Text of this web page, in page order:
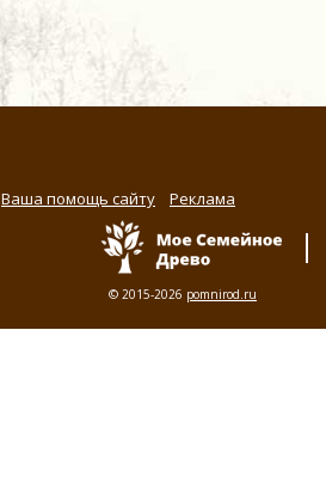
Ваша помощь сайту Реклама
© 2015-2026 pomnirod.ru